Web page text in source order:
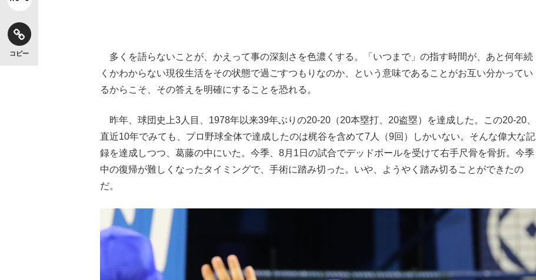
コピー
多くを語らないことが、かえって事の深刻さを色濃くする。「いつまで」の指す時間が、あと何年続
くかわからない現役生活をその状態で過ごすつもりなのか、という意味であることがお互い分かってい
るからこそ、その答えを明確にすることを恐れる。
昨年、球団史上3人目、1978年以来39年ぶりの20‐20（20本塁打、20盗塁）を達成した。この20‐20、
直近10年でみても、プロ野球全体で達成したのは梶谷を含めて7人（9回）しかいない。そんな偉大な記
録を達成しつつ、葛藤の中にいた。今季、8月1日の試合でデッドボールを受けて右手尺骨を骨折。今季
中の復帰が難しくなったタイミングで、手術に踏み切った。いや、ようやく踏み切ることができたの
だ。